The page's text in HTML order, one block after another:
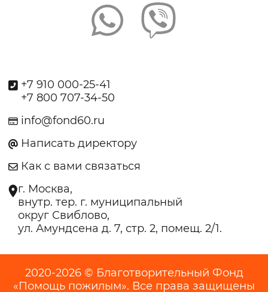
+7 910 000-25-41
+7 800 707-34-50
info@fond60.ru
Написать директору
Как с вами связаться
г. Москва,
внутр. тер. г. муниципальный
округ Свиблово,
ул. Амундсена д. 7, стр. 2, помещ. 2/1.
2020-2026 © Благотворительный Фонд
«Помощь пожилым». Все права защищены